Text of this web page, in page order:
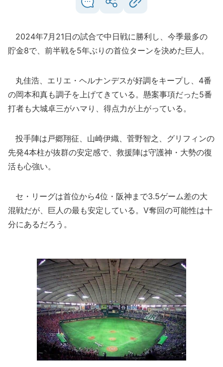
2024年7月21日の試合で中日戦に勝利し、今季最多の
貯金8で、前半戦を5年ぶりの首位ターンを決めた巨人。
丸佳浩、エリエ・ヘルナンデスが好調をキープし、4番
の岡本和真も調子を上げてきている。懸案事項だった5番
打者も大城卓三がハマり、得点力が上がっている。
投手陣は戸郷翔征、山崎伊織、菅野智之、グリフィンの
先発4本柱が抜群の安定感で、救援陣は守護神・大勢の復
活も心強い。
セ・リーグは首位から4位・阪神まで3.5ゲーム差の大
混戦だが、巨人の最も安定している。Ⅴ奪回の可能性は十
分にあるだろう。